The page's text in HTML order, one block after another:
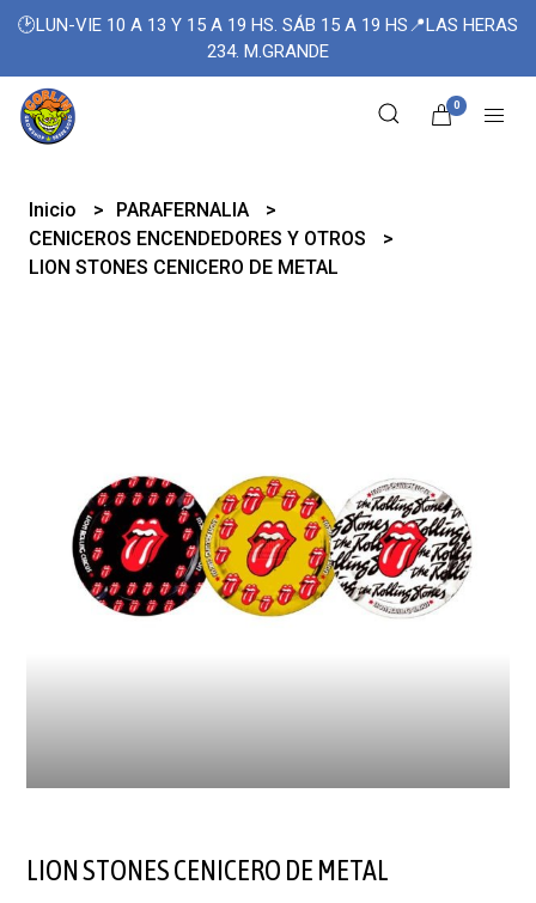
🕑LUN-VIE 10 A 13 Y 15 A 19 HS. SÁB 15 A 19 HS📍LAS HERAS
234. M.GRANDE
0
Inicio
PARAFERNALIA
CENICEROS ENCENDEDORES Y OTROS
LION STONES CENICERO DE METAL
LION STONES CENICERO DE METAL